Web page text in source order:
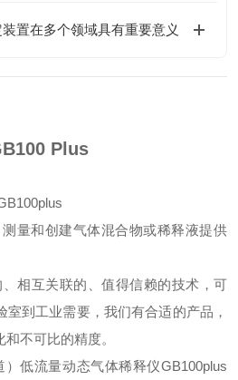
置在多个领域具有重要意义
Plus
量和创建气体混合物或稀释液提供
相互关联的、值得信赖的技术，可
室到工业需要，我们有合适的产品，
不可比的精度。
低流量动态气体稀释仪GB100plus